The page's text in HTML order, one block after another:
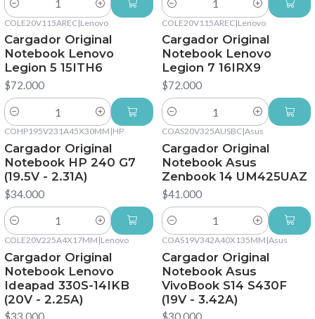
Cantidad Cantidad
COLE20V115AREC|Lenovo
Cargador Original
Notebook Lenovo
Legion 5 15ITH6
$72.000
Cantidad
COLE20V115AREC|Lenovo
Cargador Original
Notebook Lenovo
Legion 7 16IRX9
$72.000
Cantidad
COHP195V231A45X30MM |HP
Cargador Original
Notebook HP 240 G7
(19.5V - 2.31A)
$34.000
Cantidad
COAS20V325AUSBC|Asus
Cargador Original
Notebook Asus
Zenbook 14 UM425UAZ
$41.000
Cantidad
COLE20V225A4X17MM |Lenovo
Cargador Original
Notebook Lenovo
Ideapad 330S-14IKB
(20V - 2.25A)
COAS19V342A40X135MM |Asus
Cargador Original
Notebook Asus
VivoBook S14 S430F
(19V - 3.42A)